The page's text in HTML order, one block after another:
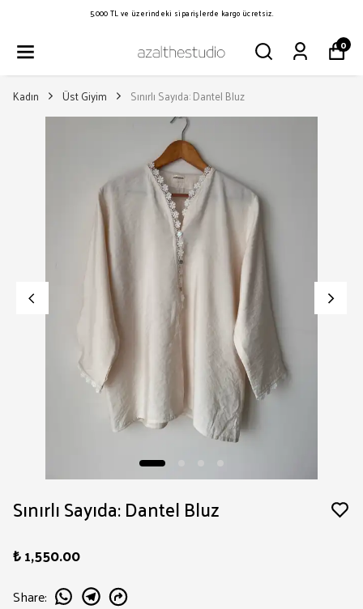
5.000 TL ve üzerindeki siparişlerde kargo ücretsiz.
0
Kadın Üst Giyim Sınırlı Sayıda: Dantel Bluz
Sınırlı Sayıda: Dantel Bluz
₺ 1,550.00
Share: